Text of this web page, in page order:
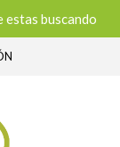
estas buscando